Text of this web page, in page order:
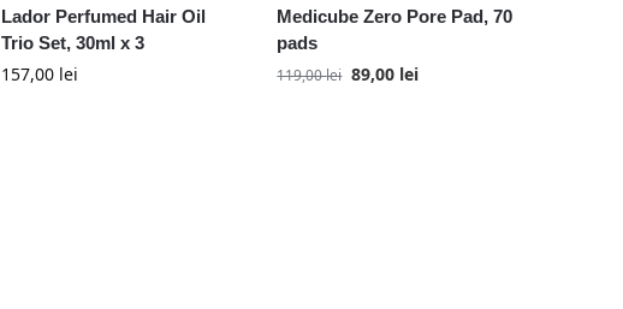
Lador Perfumed Hair Oil
Trio Set, 30ml x 3
157,00 lei
Medicube Zero Pore Pad, 70
pads
119,00lei 89,00 lei